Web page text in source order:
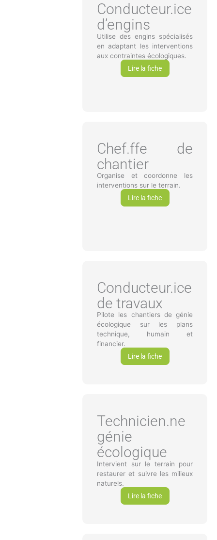
Conducteur.ice
d’engins
Utilise des engins spécialisés
en adaptant les interventions
aux contraintes écologiques.
Lire la fiche
Chef.ffe de
chantier
Organise et coordonne les
interventions sur le terrain.
Lire la fiche
Conducteur.ice
de travaux
Pilote les chantiers de génie
écologique sur les plans
technique, humain et
financier.
Lire la fiche
Technicien.ne
génie
écologique
Intervient sur le terrain pour
restaurer et suivre les milieux
naturels.
Lire la fiche